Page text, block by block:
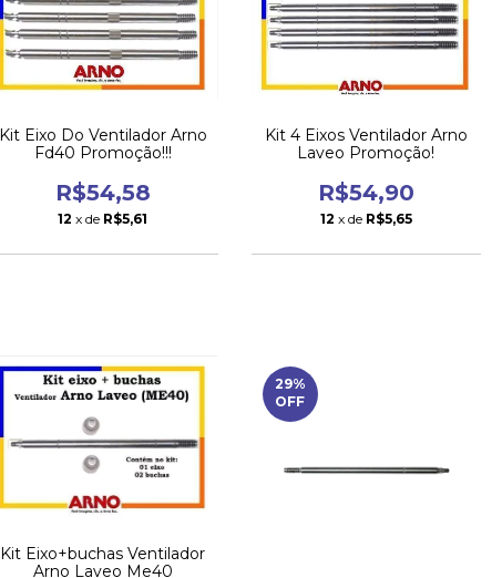
Kit Eixo Do Ventilador Arno
Fd40 Promoção!!!
R$54,58
12 x de R$5,61
Kit 4 Eixos Ventilador Arno
Laveo Promoção!
R$54,90
12 x de R$5,65
Kit Eixo+buchas Ventilador
Arno Laveo Me40
29%
OFF